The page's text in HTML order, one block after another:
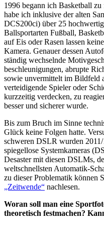
1996 begann ich Basketball
habe ich inklusive der alten
DCS200ci) über 25
Ballsportarten Fußball,
auf Eis oder Rasen lassen
Kamera. Genauer dessen
ständig wechselnde
beschleunigungen, abrupte
sowie unvermittelt im Bildfeld
verteidigende Spieler oder
kurzzeitig verdecken, zu
besser und sicherer wurde.
Bis zum Bruch im Sinne
Glück keine Folgen hatte.
schweren DSLR wurden
spiegellose Systemkameras
Desaster mit diesen DSLMs,
weltschnellsten Automatik-
zu dieser Problematik können
„Zeitwende“ nachlesen.
Woran soll man eine
theoretisch festmachen?